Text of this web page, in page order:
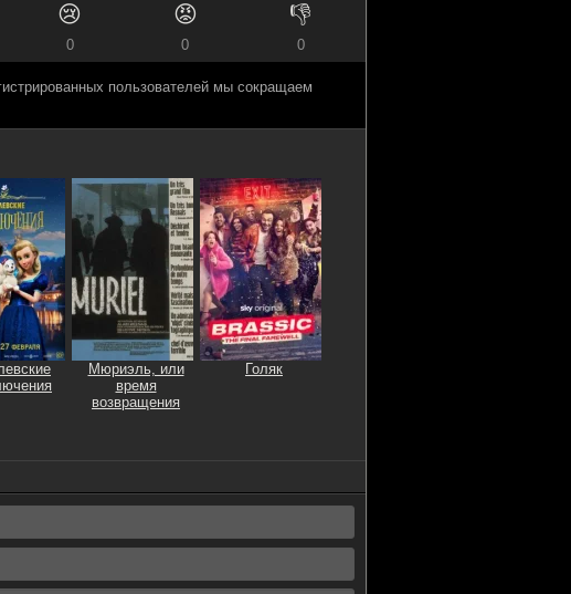
😢
0
😡
0
👎
0
пользователей мы сокращаем
Мюриэль, или
время
возвращения
Голяк